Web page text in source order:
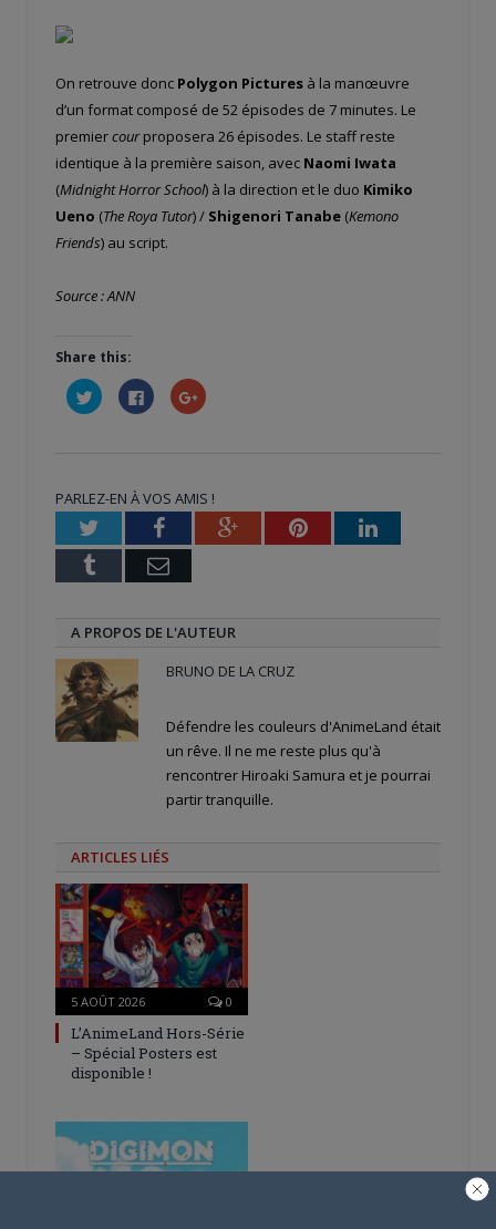
On retrouve donc Polygon Pictures à la manœuvre
d’un format composé de 52 épisodes de 7 minutes. Le
premiercourproposera 26 épisodes. Le staff reste
identique à la première saison, avec Naomi Iwata
(Midnight Horror School) à la direction et le duo Kimiko
Ueno (The Roya Tutor) / Shigenori Tanabe (Kemono
Friends) au script.
Source : ANN
Share this:
Cliquez
pour
partager
fenêtre)
Cliquez
pour
partager
fenêtre)
Cliquez
pour
nouvelle
fenêtre)
PARLEZ-EN À VOS AMIS !
TwitterFacebookGoogle+PinterestLinkedIn
Tumblr Email
A PROPOS DE L'AUTEUR
BRUNO DE LA CRUZ
Défendre les couleurs d'AnimeLand était
un rêve. Il ne me reste plus qu'à
rencontrer Hiroaki Samura et je pourrai
partir tranquille.
ARTICLES LIÉS
5 AOÛT 2026 0
L’AnimeLand Hors-Série
– Spécial Posters est
disponible !